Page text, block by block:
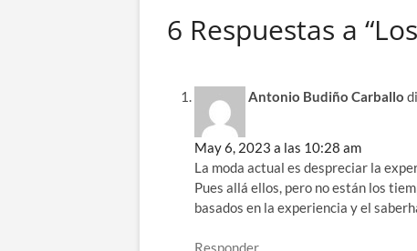
6 Respuestas a
Antonio Budiño Carballo
May 6, 2023 a las 10:28 am
La moda actual es despreciar la
Pues allá ellos, pero no están los
basados en la experiencia y el
Responder